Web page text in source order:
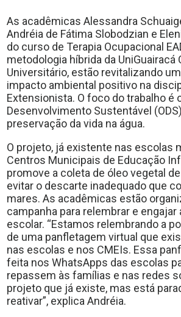
As acadêmicas Alessandra
Andréia de Fátima Slobodzian e
do curso de Terapia Ocupacional
metodologia híbrida da UniGuairacá
Universitário, estão revitalizando
impacto ambiental positivo na
Extensionista. O foco do trabalho é
Desenvolvimento Sustentável
preservação da vida na água.
O projeto, já existente nas escolas
Centros Municipais de Educação
promove a coleta de óleo vegetal
evitar o descarte inadequado que
mares. As acadêmicas estão
campanha para relembrar e engajar
escolar. “Estamos relembrando a
de uma panfletagem virtual que
nas escolas e nos CMEIs. Essa
feita nos WhatsApps das escolas
repassem às famílias e nas redes
projeto que já existe, mas está
reativar”, explica Andréia.